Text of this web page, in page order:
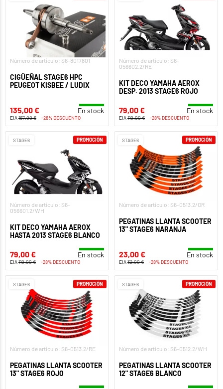
Número de artículo: S6-8017801
CIGÜEÑAL STAGE6 HPC
PEUGEOT KISBEE / LUDIX
135,00 € En stock
EIA187,00 € -28% DESCUENTO
Número de artículo: S6-
056602.2/RE
KIT DECO YAMAHA AEROX
DESP. 2013 STAGE6 ROJO
79,00 € En stock
EIA110,00 € -28% DESCUENTO
STAGE6
Número de artículo: S6-
056601.2/WH
KIT DECO YAMAHA AEROX
HASTA 2013 STAGE6 BLANCO
79,00 € En stock
EIA110,00 € -28% DESCUENTO
PROMOCIÓN STAGE6
Número de artículo: S6-0513.2/OR
PEGATINAS LLANTA SCOOTER
13" STAGE6 NARANJA
23,00 € En stock
EIA32,00 € -28% DESCUENTO
PROMOCIÓN
STAGE6
Número de artículo: S6-0513.2/RE
PEGATINAS LLANTA SCOOTER
13" STAGE6 ROJO
PROMOCIÓN STAGE6
Número de artículo: S6-0512.2/WH
PEGATINAS LLANTA SCOOTER
12" STAGE6 BLANCO
PROMOCIÓN